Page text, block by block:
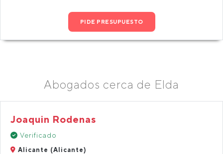
PIDE PRESUPUESTO
Abogados cerca de Elda
Joaquin Rodenas
Verificado
Alicante (Alicante)